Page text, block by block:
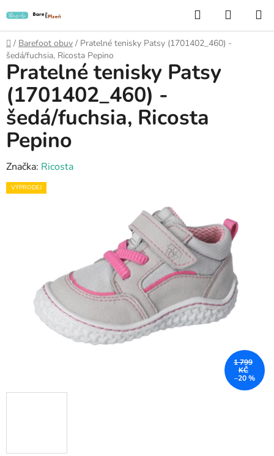
na
obsah
Hledat
KOŠÍK
Domů
/ Barefoot obuv / Pratelné tenisky Patsy (1701402_460) -
šedá/fuchsia, Ricosta Pepino
Pratelné tenisky Patsy
(1701402_460) -
šedá/fuchsia, Ricosta
Pepino
Značka: Ricosta
VÝPRODEJ
1 799
KČ
–20 %